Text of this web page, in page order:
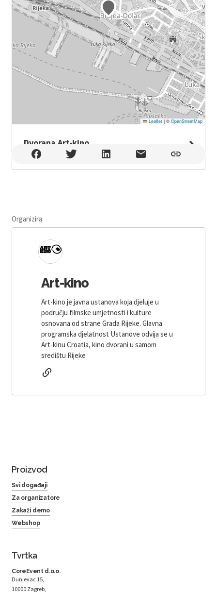
Leaflet |© OpenStreetMap
Dvorana Art-kino
Dvorana Art-kino , Rijeka
Organizira
Art-kino
Art-kino je javna ustanova koja djeluje u
području filmske umjetnosti i kulture
osnovana od strane Grada Rijeke. Glavna
programska djelatnost Ustanove odvija se u
Art-kinu Croatia, kino dvorani u samom
središtu Rijeke
Proizvod
Svi događaji
Za organizatore
Zakaži demo
Webshop
Tvrtka
CoreEvent d.o.o.
Dunjevac 15,
10000 Zagreb,